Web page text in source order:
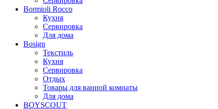
Bormioli Rocco
Кухня
Сервировка
Для дома
Bosign
Текстиль
Кухня
Сервировка
Отдых
Товары для ванной комнаты
Для дома
BOYSCOUT